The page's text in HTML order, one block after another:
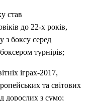
став
до 22-х років,
з боксу серед
турнірів;
іграх-2017,
та світових
дорослих з сумо;